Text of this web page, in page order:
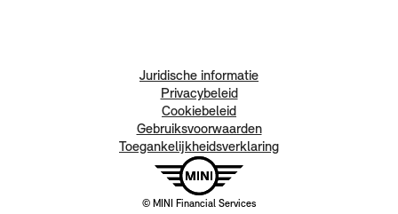
© MINI Financial Services
Juridische informatie
Privacybeleid
Cookiebeleid
Gebruiksvoorwaarden
Toegankelijkheidsverklaring